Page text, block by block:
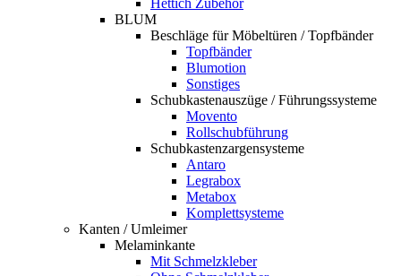
Hettich Zubehör
BLUM
Beschläge für Möbeltüren / Topfbänder
Topfbänder
Blumotion
Sonstiges
Schubkastenauszüge / Führungssysteme
Movento
Rollschubführung
Schubkastenzargensysteme
Antaro
Legrabox
Metabox
Komplettsysteme
Kanten / Umleimer
Melaminkante
Mit Schmelzkleber